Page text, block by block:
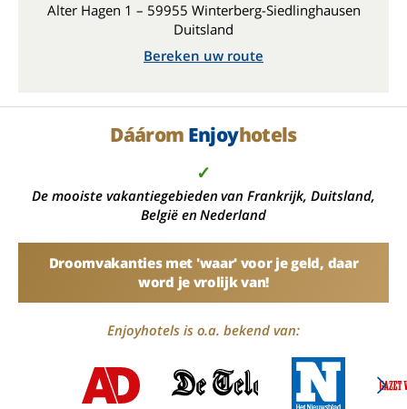
Alter Hagen 1 – 59955 Winterberg-Siedlinghausen
Duitsland
Bereken uw route
Dáárom Enjoyhotels
✓
De mooiste vakantiegebieden van Frankrijk, Duitsland,
België en Nederland
Droomvakanties met 'waar' voor je geld, daar
word je vrolijk van!
Enjoyhotels is o.a. bekend van: